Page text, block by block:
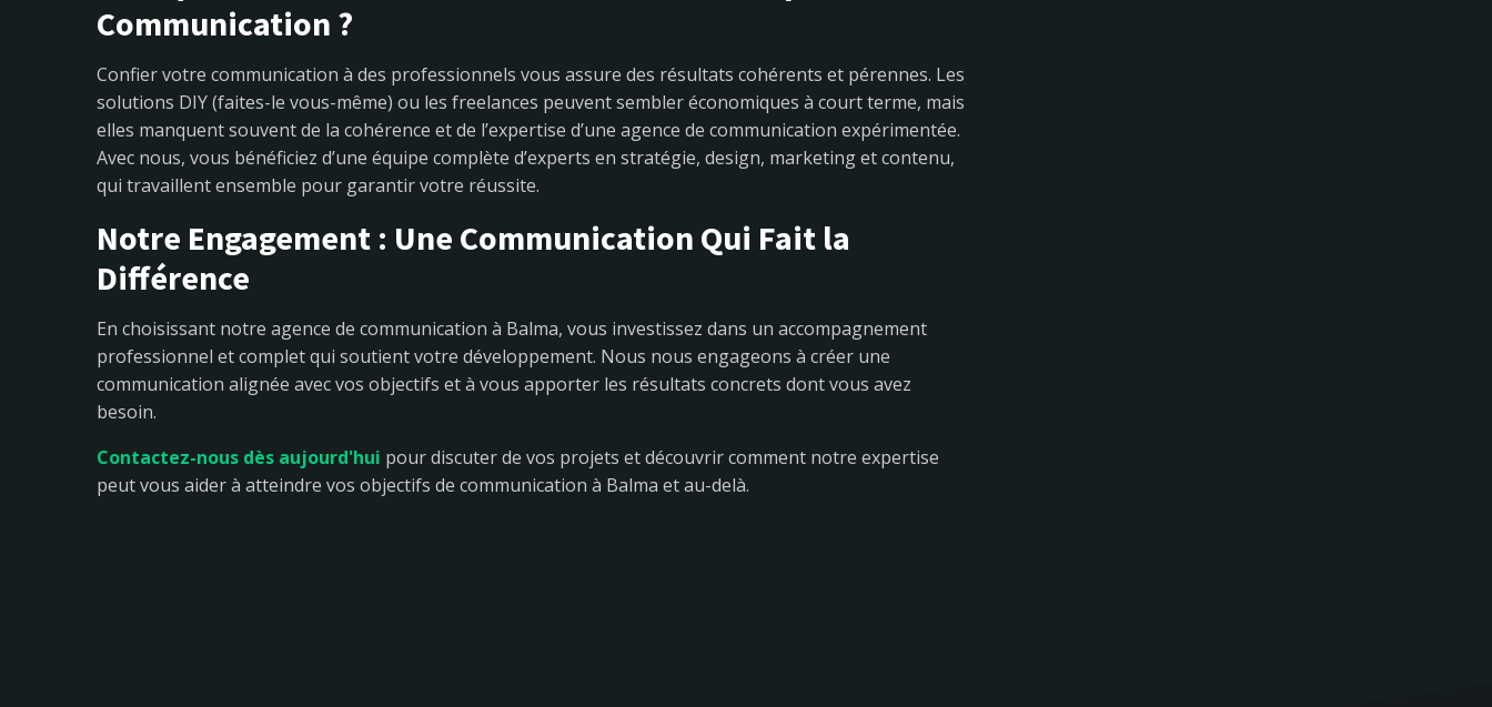
Communication ?
Confier votre communication à des professionnels vous assure des résultats cohérents et pérennes. Les
solutions DIY (faites-le vous-même) ou les freelances peuvent sembler économiques à court terme, mais
elles manquent souvent de la cohérence et de l’expertise d’une agence de communication expérimentée.
Avec nous, vous bénéficiez d’une équipe complète d’experts en stratégie, design, marketing et contenu,
qui travaillent ensemble pour garantir votre réussite.
Notre Engagement : Une Communication Qui Fait la
Différence
En choisissant notre agence de communication à Balma, vous investissez dans un accompagnement
professionnel et complet qui soutient votre développement. Nous nous engageons à créer une
communication alignée avec vos objectifs et à vous apporter les résultats concrets dont vous avez
besoin.
Contactez-nous dès aujourd'hui pour discuter de vos projets et découvrir comment notre expertise
peut vous aider à atteindre vos objectifs de communication à Balma et au-delà.